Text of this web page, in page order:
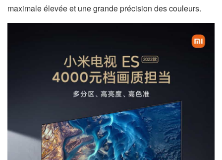
maximale élevée et une grande précision des couleurs.